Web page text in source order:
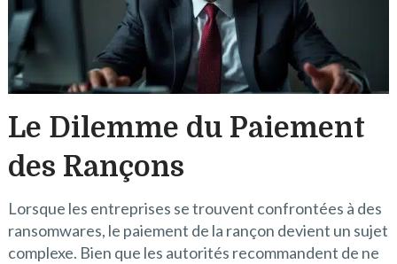
Le Dilemme du Paiement
des Rançons
Lorsque les entreprises se trouvent confrontées à des
ransomwares, le paiement de la rançon devient un sujet
complexe. Bien que les autorités recommandent de ne